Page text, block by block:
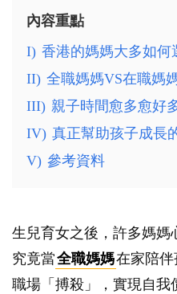
內容重點
I) 香港的媽媽大多如何
II) 全職媽媽VS在職媽
III) 親子時間愈多愈好
IV) 真正幫助孩子成長
V) 參考資料
生兒育女之後，許多媽媽
究竟當全職媽媽在家陪
職場「搏殺」，實現自我